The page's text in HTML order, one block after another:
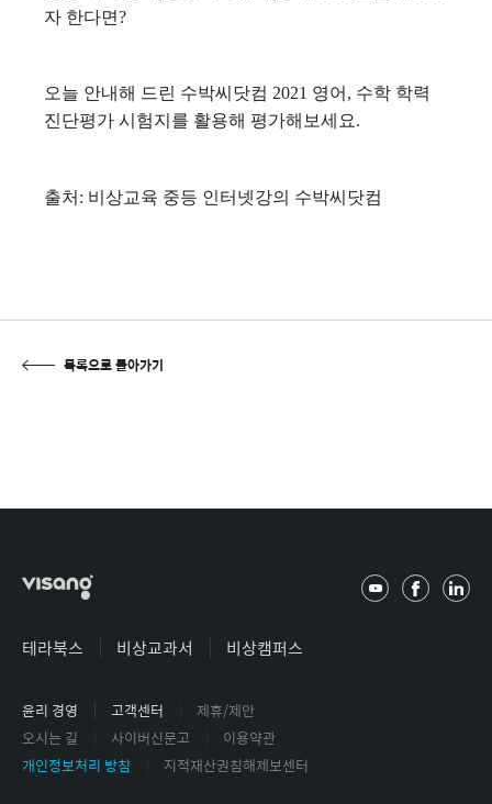
자 한다면?
오늘 안내해 드린 수박씨닷컴 2021 영어, 수학 학력
진단평가 시험지를 활용해 평가해보세요.
출처: 비상교육 중등 인터넷강의 수박씨닷컴
목록으로 돌아가기
테라북스 비상교과서 비상캠퍼스
윤리 경영 고객센터
제휴/제안
오시는 길
사이버신문고
이용약관
개인정보처리 방침
지적재산권침해제보센터
유
페
링